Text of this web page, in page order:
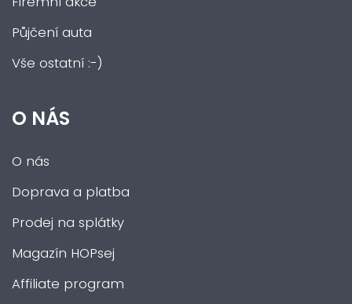
Půjčení auta
Vše ostatní :-)
O NÁS
O nás
Doprava a platba
Prodej na splátky
Magazín HOPsej
Affiliate program